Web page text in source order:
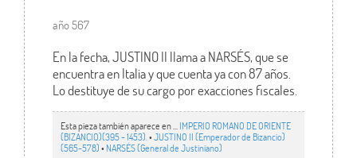
año 567
En la fecha, JUSTINO II llama a NARSÉS, que se
encuentra en Italia y que cuenta ya con 87 años.
Lo destituye de su cargo por exacciones fiscales.
Esta pieza también aparece en ... IMPERIO ROMANO DE ORIENTE
(BIZANCIO)(395 - 1453). •JUSTINO II (Emperador de Bizancio)
(565-578)• NARSÉS (General de Justiniano)